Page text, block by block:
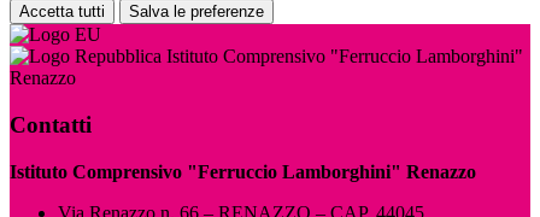
Accetta tutti Salva le preferenze
Istituto Comprensivo "Ferruccio Lamborghini"
Renazzo
Contatti
Istituto Comprensivo "Ferruccio Lamborghini" Renazzo
Via Renazzo n. 66 – RENAZZO – CAP. 44045